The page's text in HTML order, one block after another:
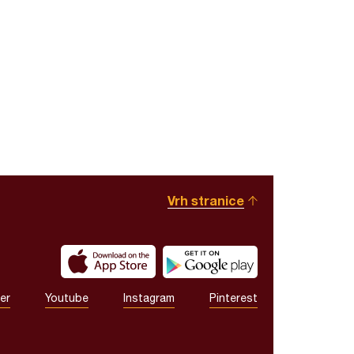
Vrh stranice
Youtube Instagram Pinterest